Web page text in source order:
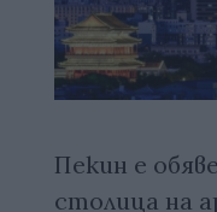
Пекин е
столица на